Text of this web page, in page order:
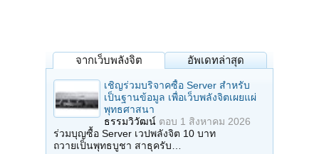
จากเว็บพลังจิต อัพเดทล่าสุด
เชิญร่วมบริจาคซื้อ Server สำหรับ
เป็นฐานข้อมูล เพื่อเว็บพลังจิตเผยแผ่
พุทธศาสนา
ธรรมวิวัฒน์ ตอบ 1 สิงหาคม 2026
ร่วมบุญซื้อ Server เวปพลังจิต 10 บาท
ถวายเป็นพุทธบูชา สาธุครับ…